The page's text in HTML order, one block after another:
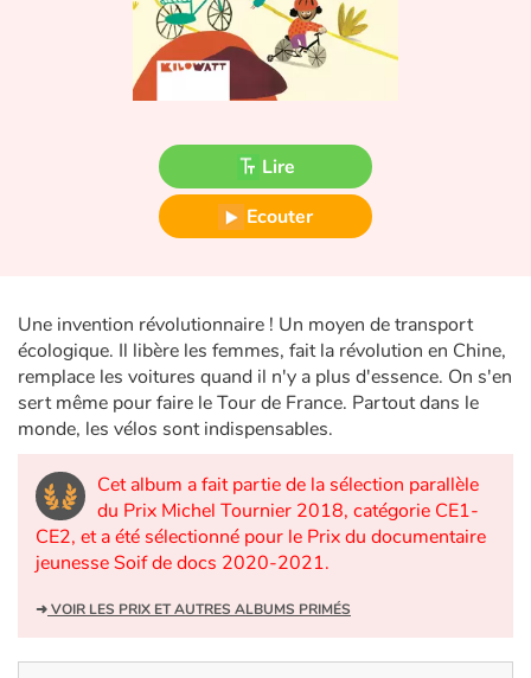
Fable, mythe, littérature et poésie
Princesses et princes, rois, reines et dragons
Écologie, nature, saisons
Voyage, épopée, enquête, aventure
Autour du monde
Apprentissage
Art, espace, activité
Lire
Ecouter
Une invention révolutionnaire ! Un moyen de transport
écologique. Il libère les femmes, fait la révolution en Chine,
remplace les voitures quand il n'y a plus d'essence. On s'en
sert même pour faire le Tour de France. Partout dans le
monde, les vélos sont indispensables.
Cet album a fait partie de la sélection parallèle
du Prix Michel Tournier 2018, catégorie CE1-
CE2, et a été sélectionné pour le Prix du documentaire
jeunesse Soif de docs 2020-2021.
➜VOIR LES PRIX ET AUTRES ALBUMS PRIMÉS